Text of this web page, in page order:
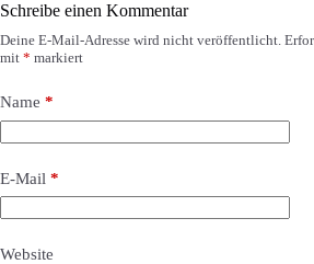
Schreibe einen Kommentar
Deine E-Mail-Adresse wird nicht veröffentlicht.
mit * markiert
Name *
E-Mail *
Website